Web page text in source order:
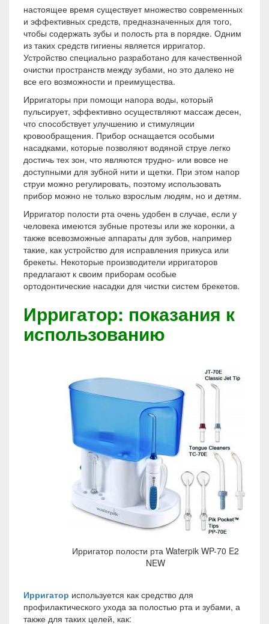
настоящее время существует множество современных
и эффективных средств, предназначенных для того,
чтобы содержать зубы и полость рта в порядке. Одним
из таких средств гигиены является ирригатор.
Устройство специально разработано для качественной
очистки пространств между зубами, но это далеко не
все его возможности и преимущества.
Ирригаторы при помощи напора воды, который
пульсирует, эффективно осуществляют массаж десен,
что способствует улучшению и стимуляции
кровообращения. Прибор оснащается особыми
насадками, которые позволяют водяной струе легко
достичь тех зон, что являются трудно- или вовсе не
доступными для зубной нити и щетки. При этом напор
струи можно регулировать, поэтому использовать
прибор можно не только взрослым людям, но и детям.
Ирригатор полости рта очень удобен в случае, если у
человека имеются зубные протезы или же коронки, а
также всевозможные аппараты для зубов, например
такие, как устройство для исправления прикуса или
брекеты. Некоторые производители ирригаторов
предлагают к своим приборам особые
ортодонтические насадки для чистки систем брекетов.
Ирригатор: показания к
использованию
Ирригатор полости рта Waterpik WP-70 E2
NEW
Ирригатор используется как средство для
профилактического ухода за полостью рта и зубами, а
также для таких целей, как: